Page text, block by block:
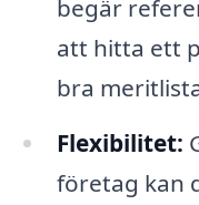
begär
att hitta ett
bra
Flexibilitet:
företag kan